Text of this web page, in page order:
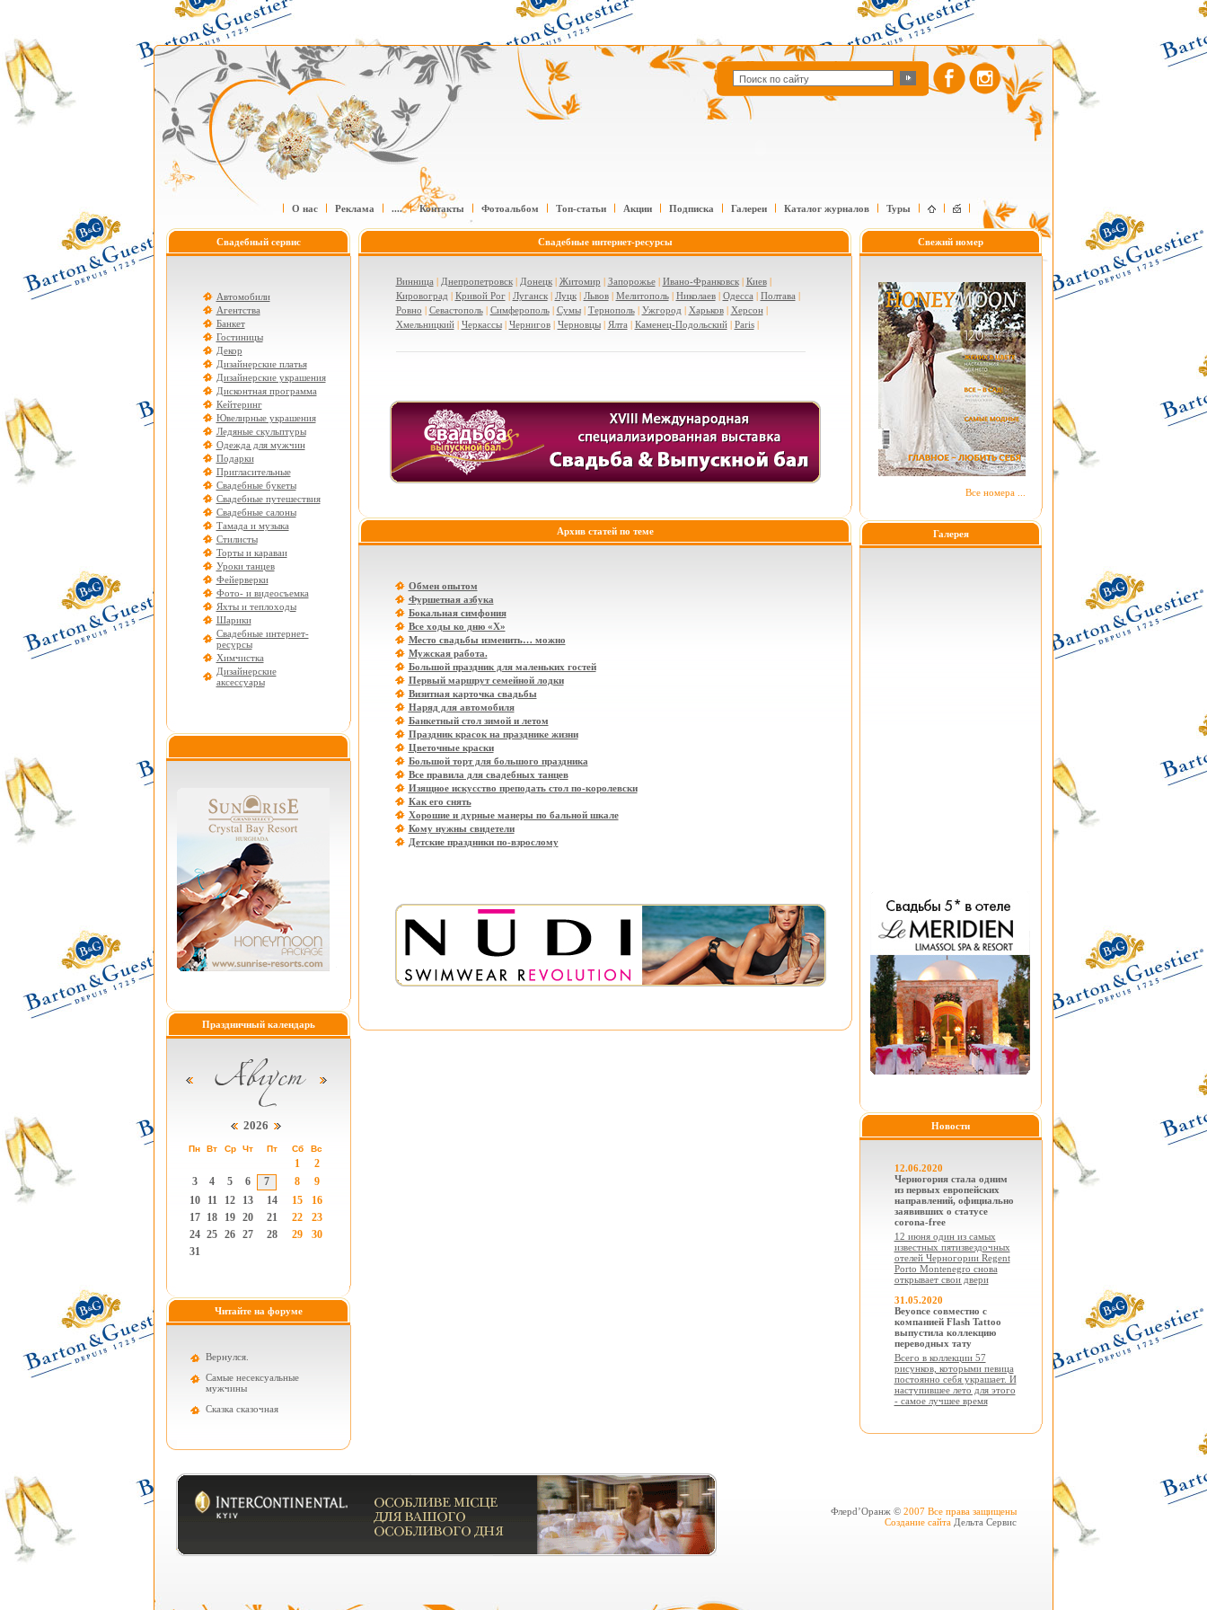
О нас Реклама .... Контакты Фотоальбом Топ-статьи Акции Подписка Галереи Каталог журналов Туры
Свадебный сервис
Автомобили
Агентства
Банкет
Гостиницы
Декор
Дизайнерские платья
Дизайнерские украшения
Дисконтная программа
Кейтеринг
Ювелирные украшения
Ледяные скульптуры
Одежда для мужчин
Подарки
Пригласительные
Свадебные букеты
Свадебные путешествия
Свадебные салоны
Тамада и музыка
Стилисты
Торты и караваи
Уроки танцев
Фейерверки
Фото- и видеосъемка
Яхты и теплоходы
Шарики
Свадебные интернет-
ресурсы
Химчистка
Дизайнерские
аксессуары
Праздничный календарь
2026
Пн Вт Ср Чт Пт Сб Вс
1
2
3
4 5 6 7 8
9
10
11 12 13 14 15
16
17
18 19 20 21 22
23
24 25 26 27 28 29
30
31
Читайте на форуме
Вернулся.
Самые несексуальные
мужчины
Cказка сказочная
Свадебные интернет-ресурсы
Винница | Днепропетровск| Донецк| Житомир | Запорожье| Ивано-Франковск| Киев|
Кировоград | Кривой Рог| Луганск| Луцк| Львов| Мелитополь| Николаев| Одесса | Полтава |
Ровно | Севастополь| Симферополь| Сумы| Тернополь| Ужгород | Харьков| Херсон|
Хмельницкий| Черкассы| Чернигов| Черновцы| Ялта | Каменец-Подольский| Paris|
Архив статей по теме
Обмен опытом
Фуршетная азбука
Бокальная симфония
Все ходы ко дню «Х»
Место свадьбы изменить… можно
Мужская работа.
Большой праздник для маленьких гостей
Первый маршрут семейной лодки
Визитная карточка свадьбы
Наряд для автомобиля
Банкетный стол зимой и летом
Праздник красок на празднике жизни
Цветочные краски
Большой торт для большого праздника
Все правила для свадебных танцев
Изящное искусство преподать стол по-королевски
Как его снять
Хорошие и дурные манеры по бальной шкале
Кому нужны свидетели
Детские праздники по-взрослому
Свежий номер
Все номера ...
Галерея
Новости
12.06.2020
Черногория стала одним
из первых европейских
направлений, официально
заявивших о статусе
corona-free
12 июня один из самых
известных пятизвездочных
отелей Черногории Regent
Porto Montenegro снова
открывает свои двери
31.05.2020
Beyonce совместно с
компанией Flash Tattoo
выпустила коллекцию
переводных тату
Всего в коллекции 57
рисунков, которыми певица
постоянно себя украшает. И
наступившее лето для этого
- самое лучшее время
Флерd’Оранж © 2007 Все права защищены
Создание сайта Дельта Сервис